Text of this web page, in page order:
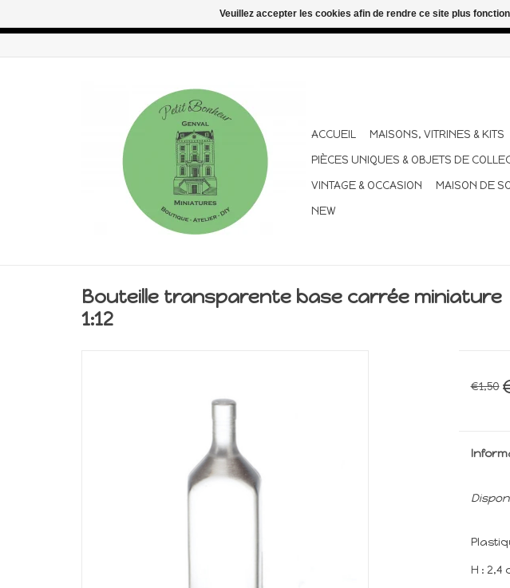
ACCUEIL MAISONS, VITRINES & KITS
PIÈCES UNIQUES & OBJETS DE
VINTAGE & OCCASION
MAISON DE
NEW
Bouteille transparente base carrée miniature
1:12
€1,50
H : 2,4
Veuillez accepter les cookies afin de rendre ce site plus
Congés d'été : les commandes continuent d'être expédiées pendant les vacances. Les